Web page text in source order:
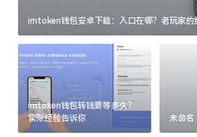
imtoken钱包安卓下载：入口在哪？老玩家的
imtoken钱包转钱要等多久？
实际经验告诉你
未命名